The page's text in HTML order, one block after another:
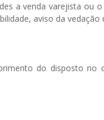
a venda varejista ou
aviso da vedação
do disposto no